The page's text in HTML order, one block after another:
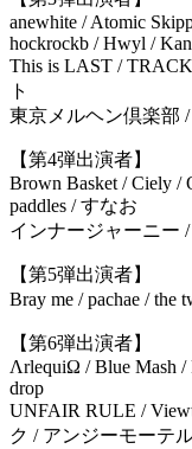
anewhite / Atomic
hockrockb / Hwyl /
This is LAST /
ト
東京メルヘン倶楽部
【第4弾出演者】
Brown Basket / Ciely
paddles / すなお
インナージャーニー
【第5弾出演者】
Bray me / pachae /
【第6弾出演者】
ΛrlequiΩ / Blue Mash /
drop
UNFAIR RULE /
ク / アンジーモーテ